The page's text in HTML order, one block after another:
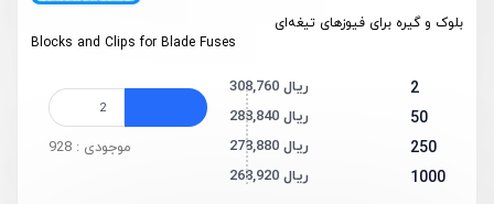
بلوک‌ و گیره برای فیوزهای تیغه‌ای
Blocks and Clips for Blade Fuses
2 308,760 ریال
50 288,840 ریال
250 278,880 ریال
1000 268,920 ریال
موجودی : 928